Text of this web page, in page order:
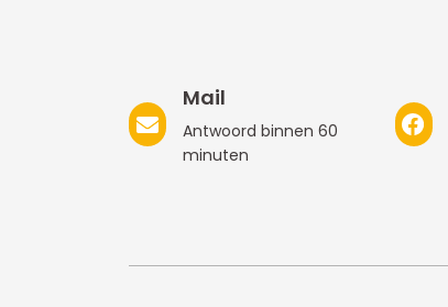
Mail
Antwoord binnen 60
minuten